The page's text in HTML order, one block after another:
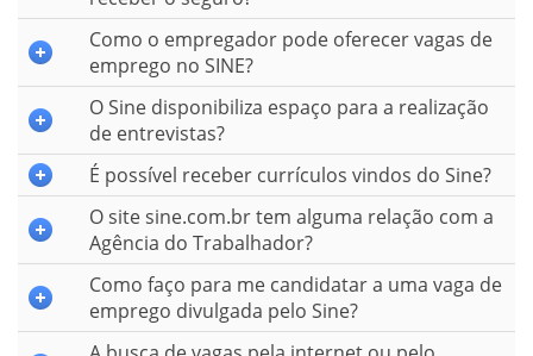
Como o empregador pode oferecer vagas de
emprego no SINE?
O Sine disponibiliza espaço para a realização
de entrevistas?
É possível receber currículos vindos do Sine?
O site sine.com.br tem alguma relação com a
Agência do Trabalhador?
Como faço para me candidatar a uma vaga de
emprego divulgada pelo Sine?